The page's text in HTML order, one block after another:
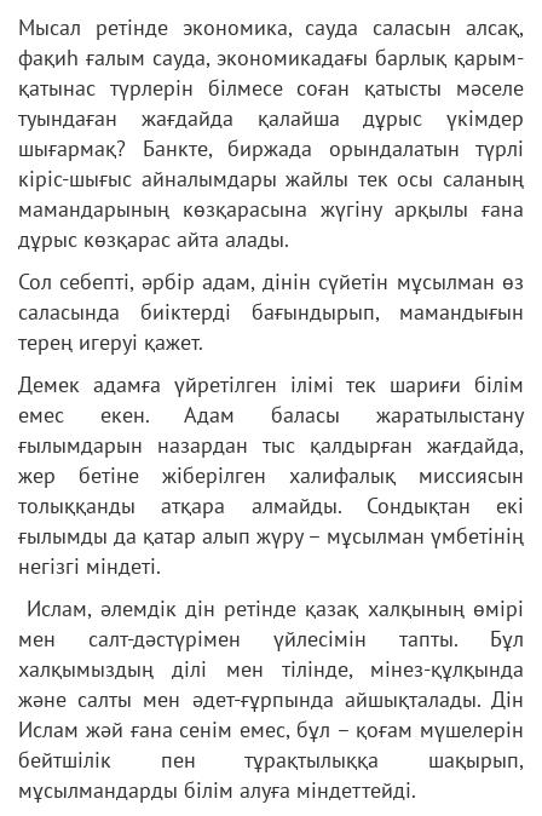
Мысал ретінде экономика, сауда саласын алсақ,
фақиһ ғалым сауда, экономикадағы барлық қарым-
қатынас түрлерін білмесе соған қатысты мәселе
туындаған жағдайда қалайша дұрыс үкімдер
шығармақ? Банкте, биржада орындалатын түрлі
кіріс-шығыс айналымдары жайлы тек осы саланың
мамандарының көзқарасына жүгіну арқылы ғана
дұрыс көзқарас айта алады.
Сол себепті, әрбір адам, дінін сүйетін мұсылман өз
саласында биіктерді бағындырып, мамандығын
терең игеруі қажет.
Демек адамға үйретілген ілімі тек шариғи білім
емес екен. Адам баласы жаратылыстану
ғылымдарын назардан тыс қалдырған жағдайда,
жер бетіне жіберілген халифалық миссиясын
толыққанды атқара алмайды. Сондықтан екі
ғылымды да қатар алып жүру – мұсылман үмбетінің
негізгі міндеті.
Ислам, әлемдік дін ретінде қазақ халқының өмірі
мен салт-дәстүрімен үйлесімін тапты. Бұл
халқымыздың ділі мен тілінде, мінез-құлқында
және салты мен әдет-ғұрпында айшықталады. Дін
Ислам жәй ғана сенім емес, бұл – қоғам мүшелерін
бейтшілік пен тұрақтылыққа шақырып,
мұсылмандарды білім алуға міндеттейді.